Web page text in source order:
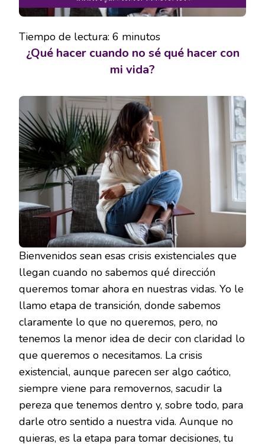
Tiempo de lectura: 6 minutos
¿Qué hacer cuando no sé qué hacer con
mi vida?
Bienvenidos sean esas crisis existenciales que
llegan cuando no sabemos qué dirección
queremos tomar ahora en nuestras vidas. Yo le
llamo etapa de transición, donde sabemos
claramente lo que no queremos, pero, no
tenemos la menor idea de decir con claridad lo
que queremos o necesitamos. La crisis
existencial, aunque parecen ser algo caótico,
siempre viene para removernos, sacudir la
pereza que tenemos dentro y, sobre todo, para
darle otro sentido a nuestra vida. Aunque no
quieras, es la etapa para tomar decisiones, tu